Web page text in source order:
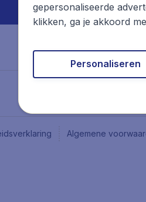
Algemene
gepersonaliseerde
klikken, ga je akkoord
Personaliseren